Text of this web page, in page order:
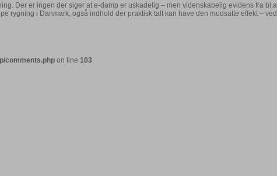
Der er ingen der siger at e-damp er uskadelig – men videnskabelig evidens fra
rygning i Danmark, også indhold der praktisk talt kan have den modsatte effekt –
comments.php on line 103